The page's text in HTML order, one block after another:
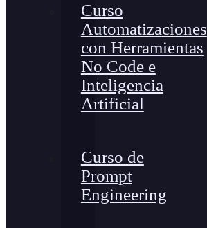
Curso
Automatizaciones
con Herramientas
No Code e
Inteligencia
Artificial
Curso de
Prompt
Engineering